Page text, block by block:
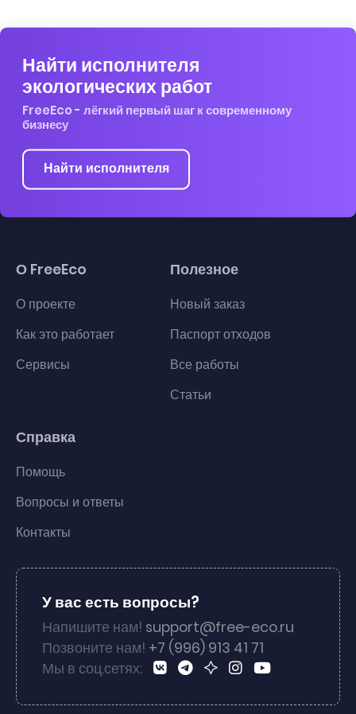
Найти исполнителя
экологических работ
FreeEco - лёгкий первый шаг к современному
бизнесу
Найти исполнителя
О FreeEco
О проекте
Как это работает
Сервисы
Полезное
Новый заказ
Паспорт отходов
Все работы
Статьи
Справка
Помощь
Вопросы и ответы
Контакты
У вас есть вопросы?
Напишите нам! support@free-eco.ru
Позвоните нам! +7 (996) 913 41 71
Мы в соц.сетях: